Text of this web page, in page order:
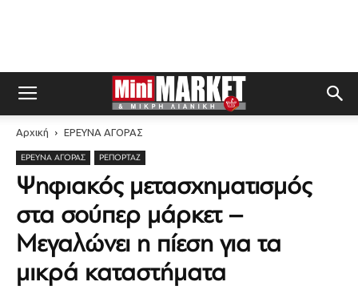
Αρχική ΕΡΕΥΝΑ ΑΓΟΡΑΣ
ΕΡΕΥΝΑ ΑΓΟΡΑΣ ΡΕΠΟΡΤΆΖ
Ψηφιακός μετασχηματισμός
στα σούπερ μάρκετ –
Μεγαλώνει η πίεση για τα
μικρά καταστήματα